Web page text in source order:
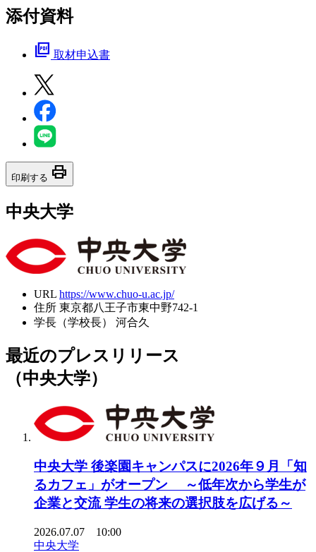
添付資料
picture_as_pdf 取材申込書
印刷する print
中央大学
URL https://www.chuo-u.ac.jp/
住所 東京都八王子市東中野742-1
学長（学校長）
河合久
最近のプレスリリース
（中央大学）
中央大学 後楽園キャンパスに2026年９月「知
るカフェ」がオープン ～低年次から学生が
企業と交流 学生の将来の選択肢を広げる～
2026.07.07 10:00
中央大学